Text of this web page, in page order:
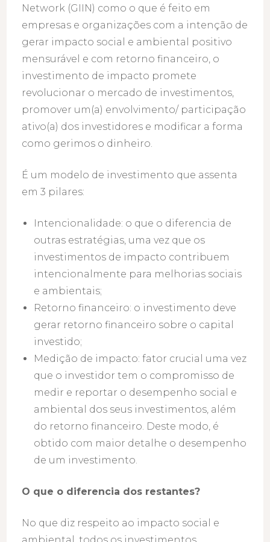
Network (GIIN) como o que é feito em
empresas e organizações com a intenção de
gerar impacto social e ambiental positivo
mensurável e com retorno financeiro, o
investimento de impacto promete
revolucionar o mercado de investimentos,
promover um(a) envolvimento/ participação
ativo(a) dos investidores e modificar a forma
como gerimos o dinheiro.
É um modelo de investimento que assenta
em 3 pilares:
Intencionalidade: o que o diferencia de
outras estratégias, uma vez que os
investimentos de impacto contribuem
intencionalmente para melhorias sociais
e ambientais;
Retorno financeiro: o investimento deve
gerar retorno financeiro sobre o capital
investido;
Medição de impacto: fator crucial uma vez
que o investidor tem o compromisso de
medir e reportar o desempenho social e
ambiental dos seus investimentos, além
do retorno financeiro. Deste modo, é
obtido com maior detalhe o desempenho
de um investimento.
O que o diferencia dos restantes?
No que diz respeito ao impacto social e